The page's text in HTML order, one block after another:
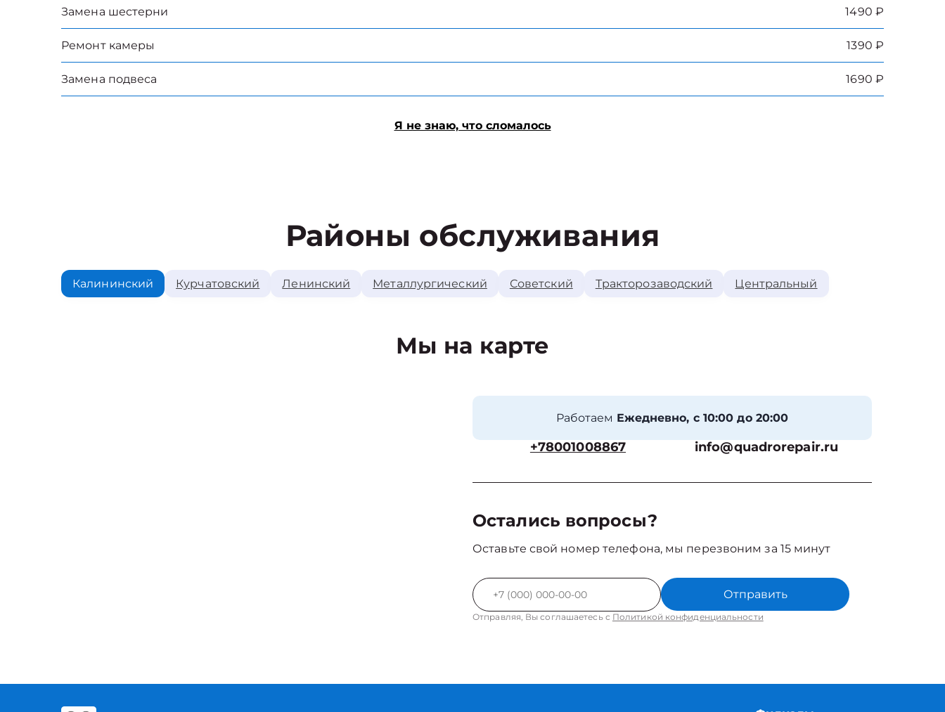
Замена шестерни 1490 ₽
Ремонт камеры 1390 ₽
Замена подвеса 1690 ₽
Я не знаю, что сломалось
Районы обслуживания
Калининский Курчатовский Ленинский Металлургический Советский Тракторозаводский Центральный
Мы на карте
Работаем Ежедневно, с 10:00 до 20:00
+78001008867 info@quadrorepair.ru
Остались вопросы?
Оставьте свой номер телефона, мы перезвоним за 15 минут
Отправить
Отправляя, Вы соглашаетесь с Политикой конфиденциальности